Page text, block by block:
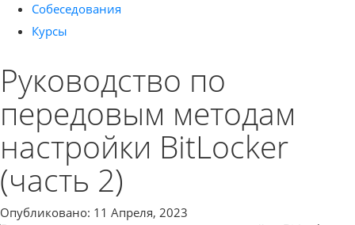
Собеседования
Курсы
Руководство по
передовым методам
настройки BitLocker
(часть 2)
Опубликовано: 11 Апреля, 2023